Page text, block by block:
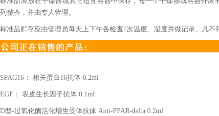
列整齐，并由专人管理。
标准品贮存应由管理员每天上下午各检查1次温度、湿度并做记录。凡
SPAG16 ： 相关蛋白 16抗体 0.2ml
EGF ： 表皮生长因子抗体 0.1ml
D型-过氧化酶活化增生受体抗体 Anti-PPAR-delta 0.2ml